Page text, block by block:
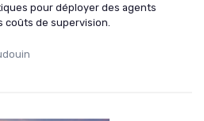
pour déployer des agents
coûts de supervision.